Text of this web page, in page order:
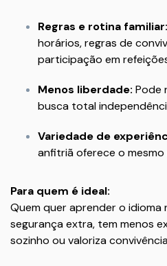
Regras e rotina familiar:
horários, regras de
participação em
Menos liberdade: Pode
busca total
Variedade de
anfitriã oferece o
Para quem é ideal:
Quem quer aprender o idioma
segurança extra, tem menos
sozinho ou valoriza